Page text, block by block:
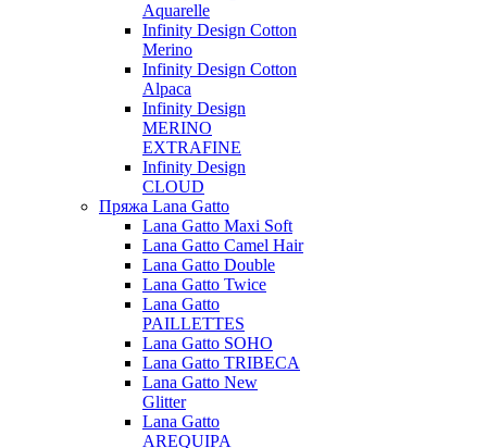
Aquarelle
Infinity Design Cotton
Merino
Infinity Design Cotton
Alpaca
Infinity Design
MERINO
EXTRAFINE
Infinity Design
CLOUD
Пряжа Lana Gatto
Lana Gatto Maxi Soft
Lana Gatto Camel Hair
Lana Gatto Double
Lana Gatto Twice
Lana Gatto
PAILLETTES
Lana Gatto SOHO
Lana Gatto TRIBECA
Lana Gatto New
Glitter
Lana Gatto
AREQUIPA